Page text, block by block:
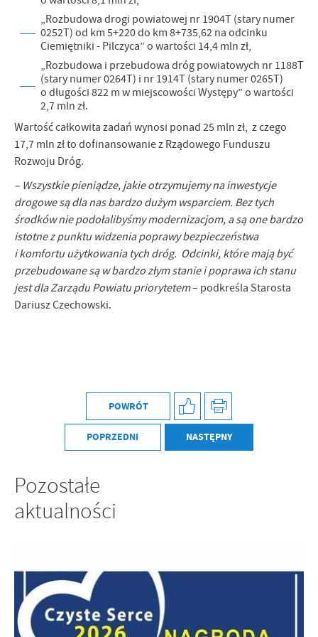
„Rozbudowa drogi powiatowej nr 1904T (stary numer
0252T) od km 5+220 do km 8+735,62 na odcinku
Ciemiętniki - Pilczyca” o wartości 14,4 mln zł,
„Rozbudowa i przebudowa dróg powiatowych nr 1188T
(stary numer 0264T) i nr 1914T (stary numer 0265T)
o długości 822 m w miejscowości Występy” o wartości
2,7 mln zł.
Wartość całkowita zadań wynosi ponad 25 mln zł, z czego
17,7 mln zł to dofinansowanie z Rządowego Funduszu
Rozwoju Dróg.
– Wszystkie pieniądze, jakie otrzymujemy na inwestycje
drogowe są dla nas bardzo dużym wsparciem. Bez tych
środków nie podołalibyśmy modernizacjom, a są one bardzo
istotne z punktu widzenia poprawy bezpieczeństwa
i komfortu użytkowania tych dróg. Odcinki, które mają być
przebudowane są w bardzo złym stanie i poprawa ich stanu
jest dla Zarządu Powiatu priorytetem– podkreśla Starosta
Dariusz Czechowski.
POWRÓT
POPRZEDNI NASTĘPNY
Pozostałe
aktualności
treści w postaci wiadomości, ofert, komunikatów mediów
społecznościowych.